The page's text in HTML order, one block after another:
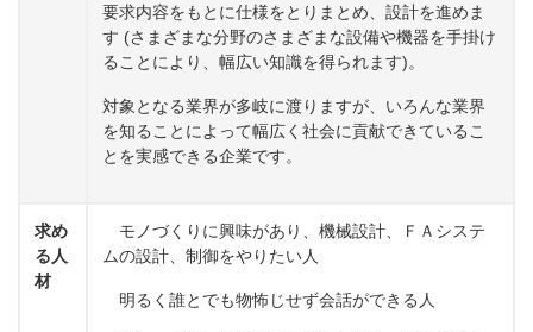
要求内容をもとに仕様をとりまとめ、設計を進めま
す (さまざまな分野のさまざまな設備や機器を手掛け
ることにより、幅広い知識を得られます)。
対象となる業界が多岐に渡りますが、いろんな業界
を知ることによって幅広く社会に貢献できているこ
とを実感できる企業です。
求め
る人
材
モノづくりに興味があり、機械設計、ＦＡシステ
ムの設計、制御をやりたい人
明るく誰とでも物怖じせず会話ができる人